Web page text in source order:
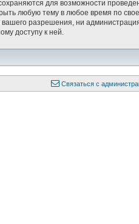
для возможности
любую тему в любое время по
разрешения, ни
доступу к ней.
Связаться с